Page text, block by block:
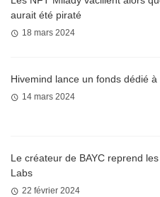
aurait été piraté
18 mars 2024
Hivemind lance un fonds dédié à
14 mars 2024
Le créateur de BAYC reprend
Labs
22 février 2024